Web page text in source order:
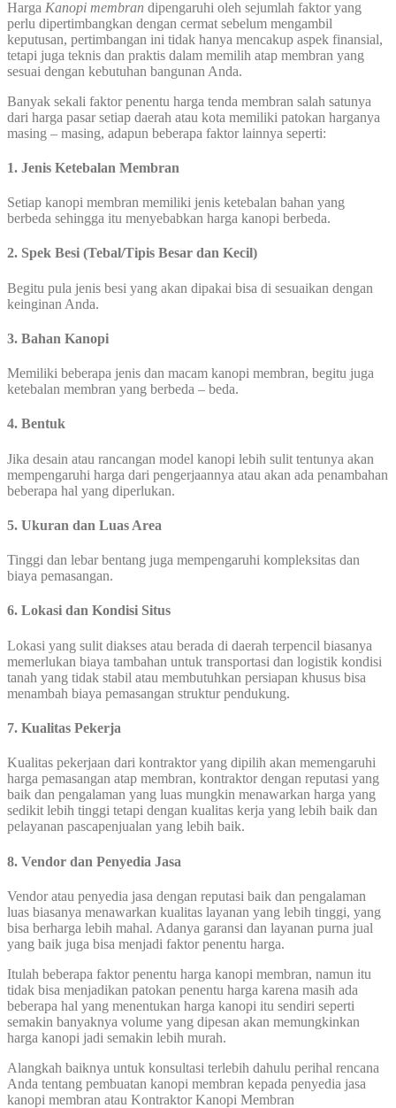
Harga Kanopi membran dipengaruhi oleh sejumlah faktor yang
perlu dipertimbangkan dengan cermat sebelum mengambil
keputusan, pertimbangan ini tidak hanya mencakup aspek finansial,
tetapi juga teknis dan praktis dalam memilih atap membran yang
sesuai dengan kebutuhan bangunan Anda.
Banyak sekali faktor penentu harga tenda membran salah satunya
dari harga pasar setiap daerah atau kota memiliki patokan harganya
masing – masing, adapun beberapa faktor lainnya seperti:
1. Jenis Ketebalan Membran
Setiap kanopi membran memiliki jenis ketebalan bahan yang
berbeda sehingga itu menyebabkan harga kanopi berbeda.
2. Spek Besi (Tebal/Tipis Besar dan Kecil)
Begitu pula jenis besi yang akan dipakai bisa di sesuaikan dengan
keinginan Anda.
3. Bahan Kanopi
Memiliki beberapa jenis dan macam kanopi membran, begitu juga
ketebalan membran yang berbeda – beda.
4. Bentuk
Jika desain atau rancangan model kanopi lebih sulit tentunya akan
mempengaruhi harga dari pengerjaannya atau akan ada penambahan
beberapa hal yang diperlukan.
5. Ukuran dan Luas Area
Tinggi dan lebar bentang juga mempengaruhi kompleksitas dan
biaya pemasangan.
6. Lokasi dan Kondisi Situs
Lokasi yang sulit diakses atau berada di daerah terpencil biasanya
memerlukan biaya tambahan untuk transportasi dan logistik kondisi
tanah yang tidak stabil atau membutuhkan persiapan khusus bisa
menambah biaya pemasangan struktur pendukung.
7. Kualitas Pekerja
Kualitas pekerjaan dari kontraktor yang dipilih akan memengaruhi
harga pemasangan atap membran, kontraktor dengan reputasi yang
baik dan pengalaman yang luas mungkin menawarkan harga yang
sedikit lebih tinggi tetapi dengan kualitas kerja yang lebih baik dan
pelayanan pascapenjualan yang lebih baik.
8. Vendor dan Penyedia Jasa
Vendor atau penyedia jasa dengan reputasi baik dan pengalaman
luas biasanya menawarkan kualitas layanan yang lebih tinggi, yang
bisa berharga lebih mahal. Adanya garansi dan layanan purna jual
yang baik juga bisa menjadi faktor penentu harga.
Itulah beberapa faktor penentu harga kanopi membran, namun itu
tidak bisa menjadikan patokan penentu harga karena masih ada
beberapa hal yang menentukan harga kanopi itu sendiri seperti
semakin banyaknya volume yang dipesan akan memungkinkan
harga kanopi jadi semakin lebih murah.
Alangkah baiknya untuk konsultasi terlebih dahulu perihal rencana
Anda tentang pembuatan kanopi membran kepada penyedia jasa
kanopi membran atau Kontraktor Kanopi Membran